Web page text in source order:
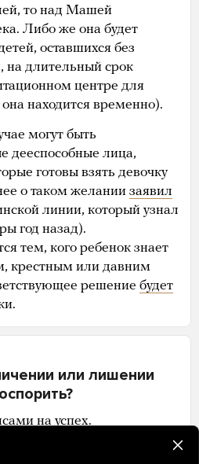
то над Машей
Либо же она будет
оставшихся без
на длительный срок
центре для
находится временно).
могут быть
дееспособные лица,
готовы взять девочку
о таком желании заявил
линии, который узнал
год назад).
тем, кого ребенок знает
крестным или давним
решение будет
или лишении
на успех.
в правах человек